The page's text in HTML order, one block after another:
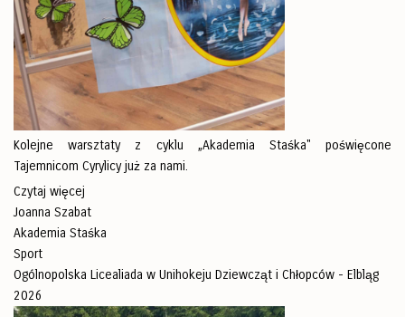
Kolejne warsztaty z cyklu „Akademia Staśka" poświęcone
Tajemnicom Cyrylicy już za nami.
Czytaj więcej
Joanna Szabat
Akademia Staśka
Sport
Ogólnopolska Licealiada w Unihokeju Dziewcząt i Chłopców - Elbląg
2026